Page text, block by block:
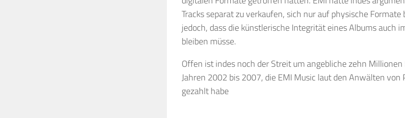
Tracks separat zu verkaufen, sich nur auf physische
jedoch, dass die künstlerische Integrität eines Albums auch
bleiben müsse.
Offen ist indes noch der Streit um angebliche zehn
Jahren 2002 bis 2007, die EMI Music laut den Anwälten
gezahlt habe